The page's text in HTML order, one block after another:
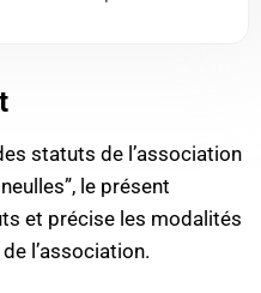
statuts de l’association
le présent
et précise les modalités
l’association.